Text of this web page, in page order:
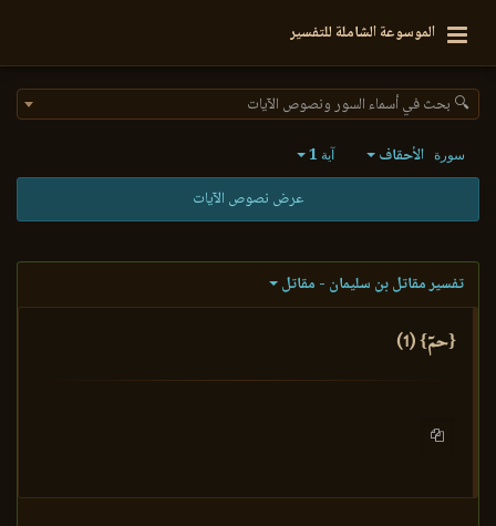
الموسوعة الشاملة للتفسير
🔍 بحث في أسماء السور ونصوص الآيات
سورة الأحقاف آية 1
عرض نصوص الآيات
تفسير مقاتل بن سليمان - مقاتل
{حمٓ} (1)